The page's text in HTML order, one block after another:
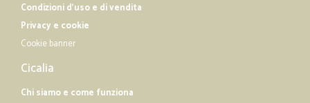
Condizioni d'uso e di vendita
Privacy e cookie
Cookie banner
Cicalia
Chi siamo e come funziona